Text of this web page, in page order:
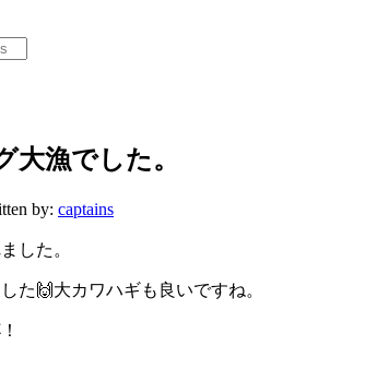
大漁でした。
by: captains
した。
た🙌大カワハギも良いですね。